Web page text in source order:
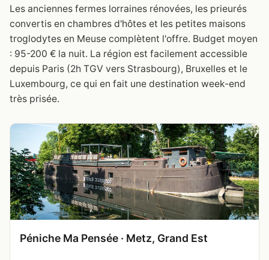
Les anciennes fermes lorraines rénovées, les prieurés
convertis en chambres d'hôtes et les petites maisons
troglodytes en Meuse complètent l'offre. Budget moyen
: 95-200 € la nuit. La région est facilement accessible
depuis Paris (2h TGV vers Strasbourg), Bruxelles et le
Luxembourg, ce qui en fait une destination week-end
très prisée.
Péniche Ma Pensée · Metz, Grand Est